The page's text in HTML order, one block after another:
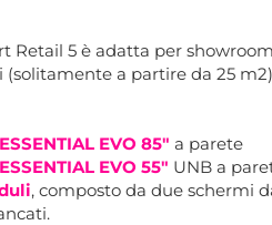
Retail 5 è adatta per
a partire da 25
EVO 85" a parete
EVO 55" UNB a
, composto da due schermi